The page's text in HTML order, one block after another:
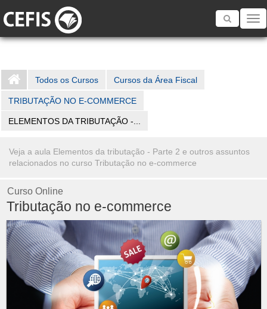
Toggle
Todos os Cursos Cursos da Área Fiscal
TRIBUTAÇÃO NO E-COMMERCE
ELEMENTOS DA TRIBUTAÇÃO -...
Veja a aula Elementos da tributação - Parte 2 e outros assuntos
relacionados no curso Tributação no e-commerce
Curso Online
Tributação no e-commerce